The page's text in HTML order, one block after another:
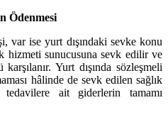
Ödenmesi
var ise yurt dışındaki sevke konu
hizmeti sunucusuna sevk edilir ve
Yurt dışında sözleşmeli
hâlinde de sevk edilen sağlık
tedavilere ait giderlerin tamamı